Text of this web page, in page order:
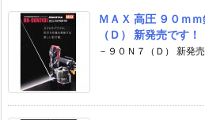
ＭＡＸ 高圧 ９０ｍ
（Ｄ） 新発売です！
－９０Ｎ７（Ｄ） 新発